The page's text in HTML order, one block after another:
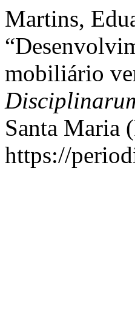
Martins,
mobiliário
Santa Maria
https://